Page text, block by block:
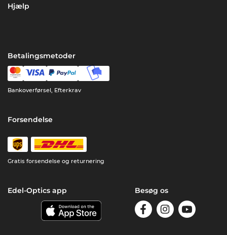
Hjælp
Betalingsmetoder
Bankoverførsel, Efterkrav
Forsendelse
Gratis forsendelse og returnering
Edel-Optics app Besøg os